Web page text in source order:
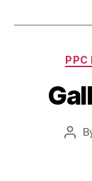
PPC
Post